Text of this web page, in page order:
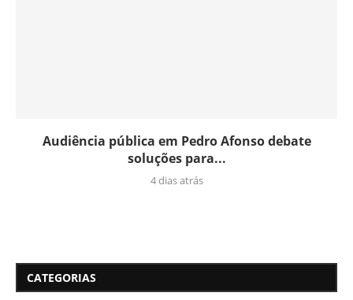
Audiência pública em Pedro Afonso debate
soluções para...
4 dias atrás
CATEGORIAS